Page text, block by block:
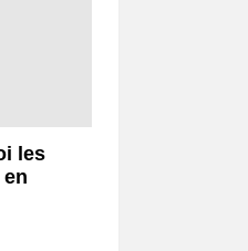
les